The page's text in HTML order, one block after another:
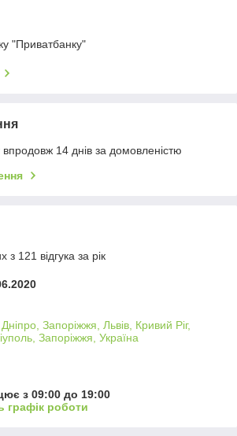
"Приватбанку"
14 днів за домовленістю
з 121 відгука за рік
Запоріжжя, Львів, Кривий Ріг,
Запоріжжя, Україна
з 09:00 до 19:00
графік роботи